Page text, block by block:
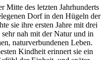
Mitte des letzten Jahrhunderts
Dorf in den Hügeln der
sie ihre ersten Jahre mit drei
nah mit der Natur und in
naturverbundenen Leben.
Kindheit erinnert sie ein